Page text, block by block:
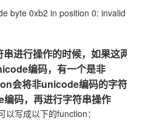
byte 0xb2 in position 0: invalid
进行操作的时候，如果这两
编码，有一个是非
会将非unicode编码的字符
码，再进行字符串操作
写成以下的function：